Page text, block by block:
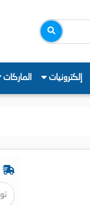
إلكترونيات الماركات